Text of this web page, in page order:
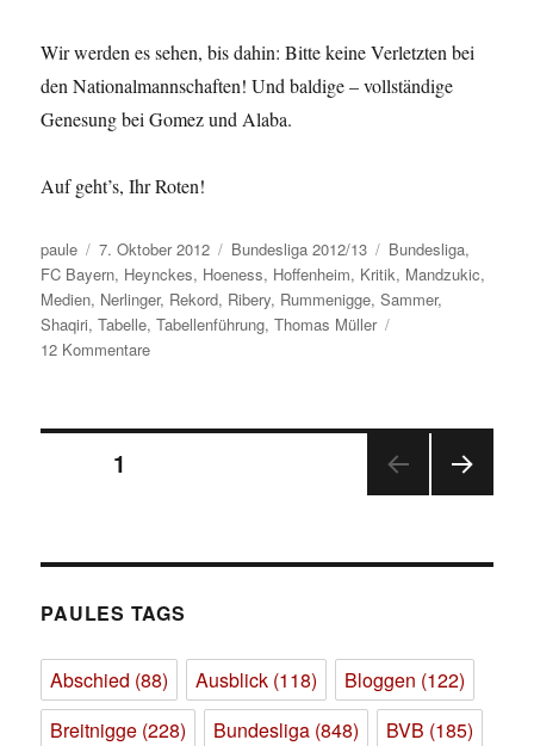
Wir werden es sehen, bis dahin: Bitte keine Verletzten bei
den Nationalmannschaften! Und baldige – vollständige
Genesung bei Gomez und Alaba.
Auf geht’s, Ihr Roten!
Autor
paule
Veröffentlicht
am
7. Oktober 2012 Kategorien
Bundesliga 2012/13 Schlagwörter
Bundesliga,
FC Bayern, Heynckes, Hoeness, Hoffenheim, Kritik, Mandzukic,
Medien, Nerlinger, Rekord, Ribery, Rummenigge,Sammer,
Shaqiri,Tabelle,Tabellenführung,Thomas Müller
12 Kommentarezu
der
der
Seitennummerierung
Beiträge
1
SEIT
E
PAULES TAGS
Abschied (88) Ausblick (118) Bloggen (122)
Breitnigge (228) Bundesliga (848) BVB (185)